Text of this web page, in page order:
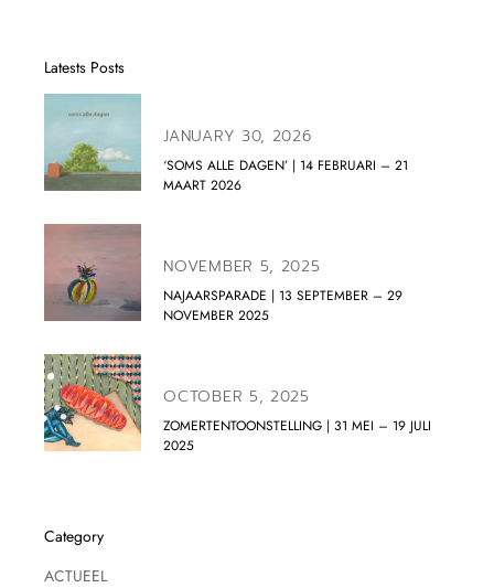
Latests Posts
JANUARY 30, 2026
‘SOMS ALLE DAGEN’ | 14 FEBRUARI – 21
MAART 2026
NOVEMBER 5, 2025
NAJAARSPARADE | 13 SEPTEMBER – 29
NOVEMBER 2025
OCTOBER 5, 2025
ZOMERTENTOONSTELLING | 31 MEI – 19 JULI
2025
Category
ACTUEEL